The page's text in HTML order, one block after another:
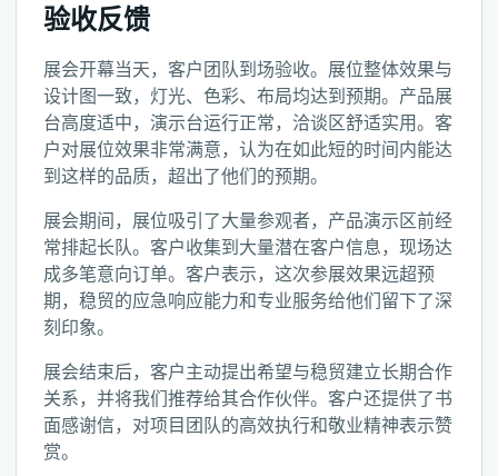
验收反馈
展会开幕当天，客户团队到场验收。展位整体效果与
设计图一致，灯光、色彩、布局均达到预期。产品展
台高度适中，演示台运行正常，洽谈区舒适实用。客
户对展位效果非常满意，认为在如此短的时间内能达
到这样的品质，超出了他们的预期。
展会期间，展位吸引了大量参观者，产品演示区前经
常排起长队。客户收集到大量潜在客户信息，现场达
成多笔意向订单。客户表示，这次参展效果远超预
期，稳贸的应急响应能力和专业服务给他们留下了深
刻印象。
展会结束后，客户主动提出希望与稳贸建立长期合作
关系，并将我们推荐给其合作伙伴。客户还提供了书
面感谢信，对项目团队的高效执行和敬业精神表示赞
赏。